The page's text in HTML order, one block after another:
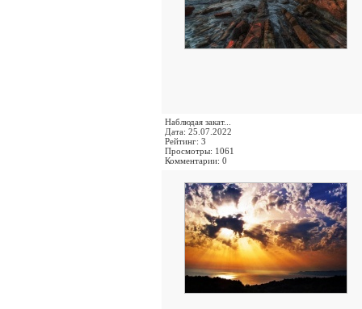
Наблюдая закат...
Дата: 25.07.2022
Рейтинг: 3
Просмотры: 1061
Комментарии: 0